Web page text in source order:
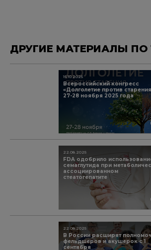
ДРУГИЕ МАТЕРИАЛЫ ПО
Всероссийский конгресс
«Долголетие против
27-28 ноября 2025 года
15.10.2025
FDA одобрило
семаглутида при
ассоциированном
стеатогепатите
22.08.2025
В России расширят
фельдшеров и акушерок с 1
сентября
22.08.2025